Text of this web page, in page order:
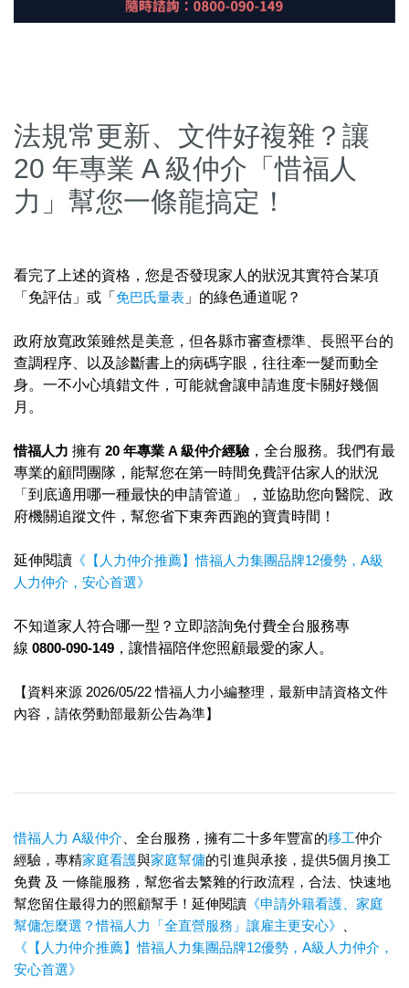
法規常更新、文件好複雜？讓
20 年專業 A 級仲介「惜福人
力」幫您一條龍搞定！
看完了上述的資格，您是否發現家人的狀況其實符合某項
「免評估」或「 免巴氏量表 」的綠色通道呢？
政府放寬政策雖然是美意，但各縣市審查標準、長照平台的
查調程序、以及診斷書上的病碼字眼，往往牽一髮而動全
身。一不小心填錯文件，可能就會讓申請進度卡關好幾個
月。
惜福人力 擁有 20 年專業 A 級仲介經驗，全台服務。我們有最
專業的顧問團隊，能幫您在第一時間免費評估家人的狀況
「到底適用哪一種最快的申請管道」，並協助您向醫院、政
府機關追蹤文件，幫您省下東奔西跑的寶貴時間！
延伸閱讀 《【人力仲介推薦】惜福人力集團品牌12優勢，A級
人力仲介，安心首選》
不知道家人符合哪一型？立即諮詢免付費全台服務專
線 0800-090-149 ，讓惜福陪伴您照顧最愛的家人。
【資料來源 2026/05/22 惜福人力小編整理，最新申請資格文件
內容，請依勞動部最新公告為準】
惜福人力 A級仲介、全台服務，擁有二十多年豐富的移工仲介
經驗，專精家庭看護與家庭幫傭的引進與承接，提供5個月換工
免費 及 一條龍服務，幫您省去繁雜的行政流程，合法、快速地
幫您留住最得力的照顧幫手！延伸閱讀 《申請外籍看護、家庭
幫傭怎麼選？惜福人力「全直營服務」讓雇主更安心》 、
《【人力仲介推薦】惜福人力集團品牌12優勢，A級人力仲介，
安心首選》